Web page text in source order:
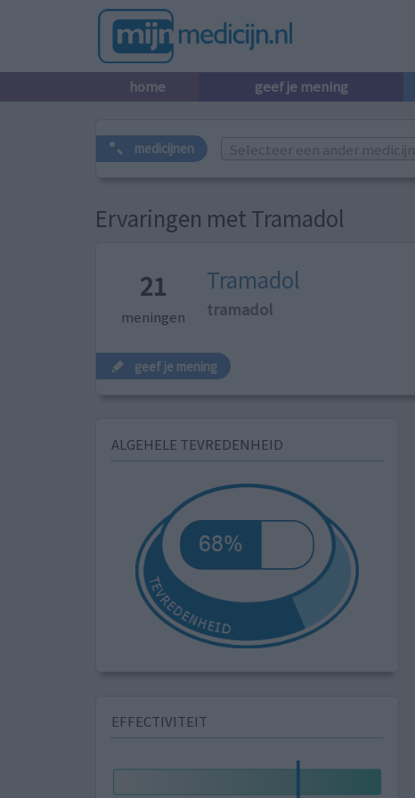
home geef je mening
medicijnen Selecteer een ander medicijn...
Ervaringen met Tramadol
21
meningen
Tramadol
tramadol
geef je mening
ALGEHELE TEVREDENHEID
EFFECTIVITEIT